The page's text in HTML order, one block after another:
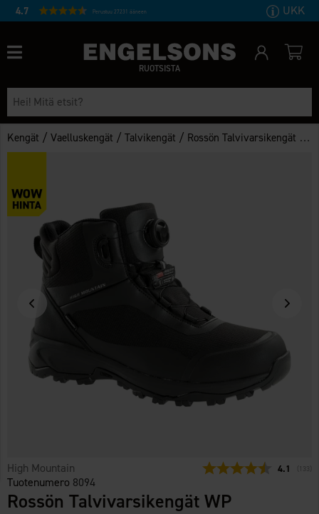
4.7 Perustuu 27231 ääneen UKK
RUOTSISTA
Kengät /Vaelluskengät /Talvikengät / Rossön Talvivarsikengät WP
High Mountain
Tuotenumero 8094
4.1 äänet:
133
Rossön Talvivarsikengät WP